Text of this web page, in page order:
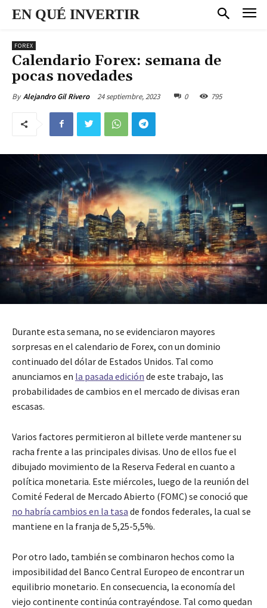
EN QUÉ INVERTIR
FOREX
Calendario Forex: semana de
pocas novedades
By Alejandro Gil Rivero 24 septiembre, 2023 0 795
Durante esta semana, no se evidenciaron mayores
sorpresas en el calendario de Forex, con un dominio
continuado del dólar de Estados Unidos. Tal como
anunciamos en la pasada edición de este trabajo, las
probabilidades de cambios en el mercado de divisas eran
escasas.
Varios factores permitieron al billete verde mantener su
racha frente a las principales divisas. Uno de ellos fue el
dibujado movimiento de la Reserva Federal en cuanto a
política monetaria. Este miércoles, luego de la reunión del
Comité Federal de Mercado Abierto (FOMC) se conoció que
no habría cambios en la tasa de fondos federales, la cual se
mantiene en la franja de 5,25-5,5%.
Por otro lado, también se combinaron hechos como la
imposibilidad del Banco Central Europeo de encontrar un
equilibrio monetario. En consecuencia, la economía del
viejo continente continúa contrayéndose. Tal como quedan